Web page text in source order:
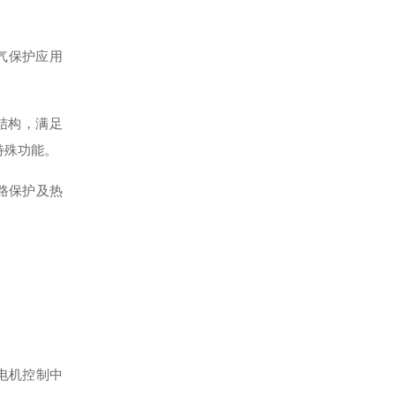
保护应用
构 ，满足
殊功能。
保护及热
机控制中